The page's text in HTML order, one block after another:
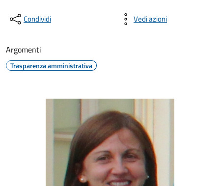
Condividi Vedi azioni
Argomenti
Trasparenza amministrativa